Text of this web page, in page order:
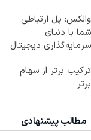
والکس: پل ارتباطی
شما با دنیای
سرمایه‌گذاری دیجیتال
ترکیب برتر از سهام
برتر
مطالب پیشنهادی